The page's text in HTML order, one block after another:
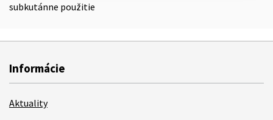
subkutánne použitie
Informácie
Aktuality